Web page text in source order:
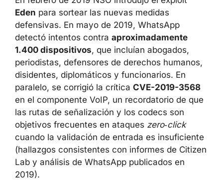
Eden para sortear las nuevas medidas
defensivas. En mayo de 2019, WhatsApp
detectó intentos contra aproximadamente
1.400 dispositivos, que incluían abogados,
periodistas, defensores de derechos humanos,
disidentes, diplomáticos y funcionarios. En
paralelo, se corrigió la crítica CVE-2019-3568
en el componente VoIP, un recordatorio de que
las rutas de señalización y los codecs son
objetivos frecuentes en ataques zero‑click
cuando la validación de entrada es insuficiente
(hallazgos consistentes con informes de Citizen
Lab y análisis de WhatsApp publicados en
2019).